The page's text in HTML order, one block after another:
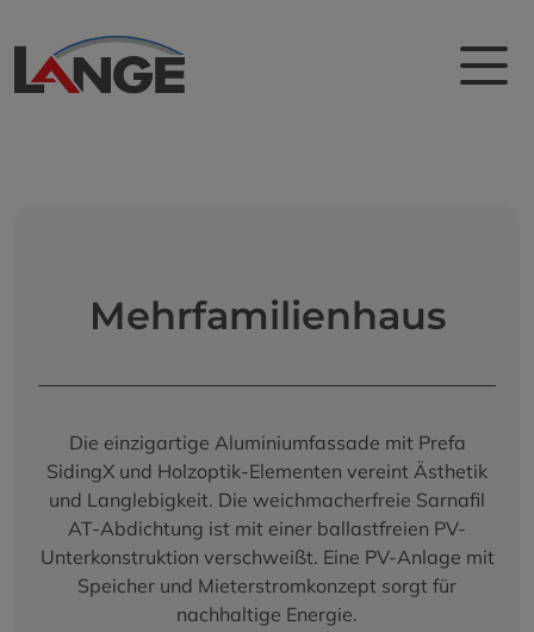
Mehrfamilienhaus
Die einzigartige Aluminiumfassade mit Prefa
SidingX und Holzoptik-Elementen vereint Ästhetik
und Langlebigkeit. Die weichmacherfreie Sarnafil
AT-Abdichtung ist mit einer ballastfreien PV-
Unterkonstruktion verschweißt. Eine PV-Anlage mit
Speicher und Mieterstromkonzept sorgt für
nachhaltige Energie.